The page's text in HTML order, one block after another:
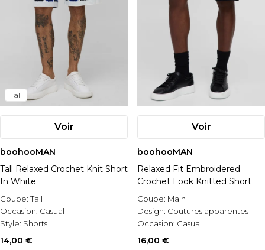
Tall
Voir
boohooMAN
Tall Relaxed Crochet Knit Short
In White
Coupe:Tall
Occasion: Casual
Style: Shorts
14,00 €
Voir
boohooMAN
Relaxed Fit Embroidered
Crochet Look Knitted Short
Coupe: Main
Design: Coutures apparentes
Occasion: Casual
16,00 €